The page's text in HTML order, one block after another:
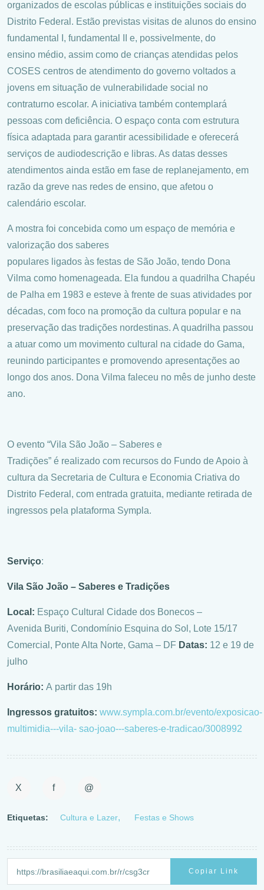
organizados de escolas públicas e instituições sociais do
Distrito Federal. Estão previstas visitas de alunos do ensino
fundamental I, fundamental II e, possivelmente, do
ensino médio, assim como de crianças atendidas pelos
COSES centros de atendimento do governo voltados a
jovens em situação de vulnerabilidade social no
contraturno escolar. A iniciativa também contemplará
pessoas com deficiência. O espaço conta com estrutura
física adaptada para garantir acessibilidade e oferecerá
serviços de audiodescrição e libras. As datas desses
atendimentos ainda estão em fase de replanejamento, em
razão da greve nas redes de ensino, que afetou o
calendário escolar.
A mostra foi concebida como um espaço de memória e
valorização dos saberes
populares ligados às festas de São João, tendo Dona
Vilma como homenageada. Ela fundou a quadrilha Chapéu
de Palha em 1983 e esteve à frente de suas atividades por
décadas, com foco na promoção da cultura popular e na
preservação das tradições nordestinas. A quadrilha passou
a atuar como um movimento cultural na cidade do Gama,
reunindo participantes e promovendo apresentações ao
longo dos anos. Dona Vilma faleceu no mês de junho deste
ano.
O evento “Vila São João – Saberes e
Tradições” é realizado com recursos do Fundo de Apoio à
cultura da Secretaria de Cultura e Economia Criativa do
Distrito Federal, com entrada gratuita, mediante retirada de
ingressos pela plataforma Sympla.
Serviço:
Vila São João – Saberes e Tradições
Local: Espaço Cultural Cidade dos Bonecos –
Avenida Buriti, Condomínio Esquina do Sol, Lote 15/17
Comercial, Ponte Alta Norte, Gama – DF Datas: 12 e 19 de
julho
Horário: A partir das 19h
Ingressos gratuitos: www.sympla.com.br/evento/exposicao-
multimidia---vila- sao-joao---saberes-e-tradicao/3008992
X f @
Etiquetas: Cultura e Lazer Festas e Shows
Copiar Link